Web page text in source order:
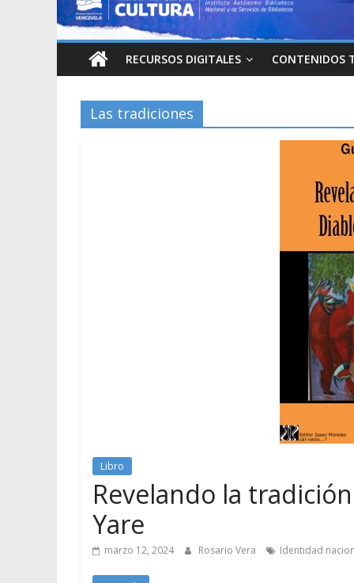
RECURSOS DIGITALES CONTENIDOS
Las tradiciones
Libro
Revelando la
Yare
marzo 12, 2024 Rosario Vera Identidad